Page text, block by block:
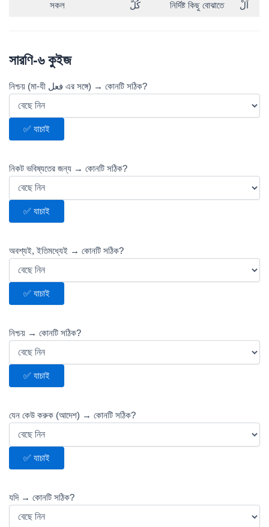
সকল كُلٌّ নির্দিষ্ট কিছু বোঝাতে اَلْ
সারণি-৬ কুইজ
নিশ্চয় (মা-যী فعل এর সঙ্গে) → কোনটি সঠিক?
✅ যাচাই
নিকট ভবিষ্যতের জন্য → কোনটি সঠিক?
✅ যাচাই
অবশ্যই, ইতিমধ্যেই → কোনটি সঠিক?
✅ যাচাই
নিশ্চয় → কোনটি সঠিক?
✅ যাচাই
যেন কেউ করুক (আদেশ) → কোনটি সঠিক?
✅ যাচাই
যদি → কোনটি সঠিক?